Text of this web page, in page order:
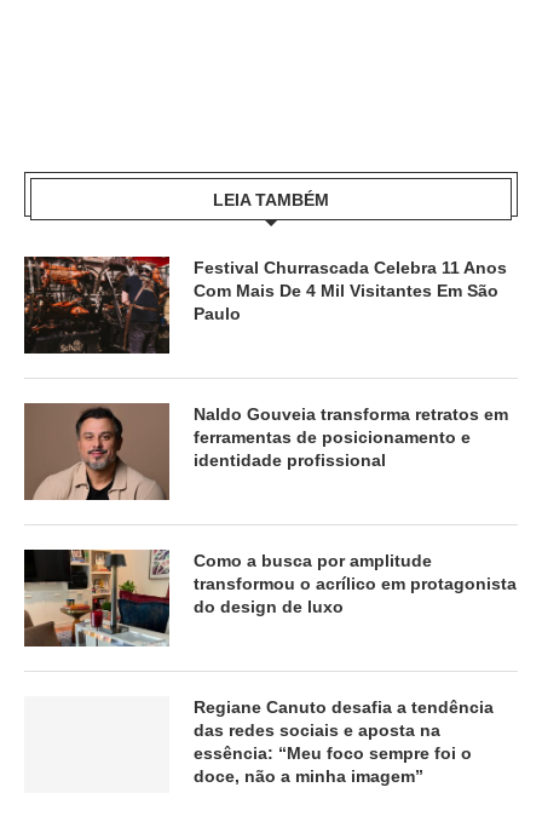
LEIA TAMBÉM
Festival Churrascada Celebra 11 Anos
Com Mais De 4 Mil Visitantes Em São
Paulo
Naldo Gouveia transforma retratos em
ferramentas de posicionamento e
identidade profissional
Como a busca por amplitude
transformou o acrílico em protagonista
do design de luxo
Regiane Canuto desafia a tendência
das redes sociais e aposta na
essência: “Meu foco sempre foi o
doce, não a minha imagem”